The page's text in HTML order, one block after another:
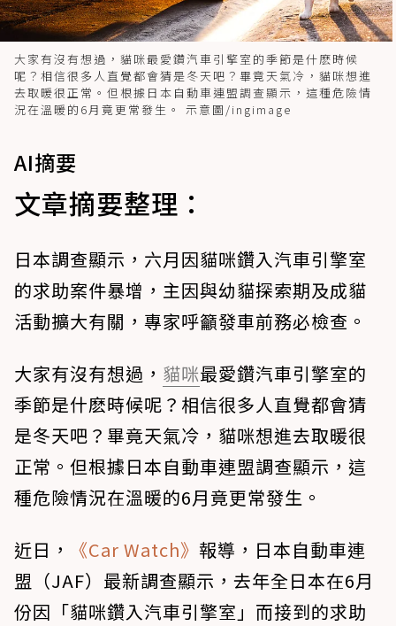
大家有沒有想過，貓咪最愛鑽汽車引擎室的季節是什麽時候
呢？相信很多人直覺都會猜是冬天吧？畢竟天氣冷，貓咪想進
去取暖很正常。但根據日本自動車連盟調查顯示，這種危險情
況在溫暖的6月竟更常發生。 示意圖/ingimage
AI摘要
文章摘要整理：
日本調查顯示，六月因貓咪鑽入汽車引擎室
的求助案件暴增，主因與幼貓探索期及成貓
活動擴大有關，專家呼籲發車前務必檢查。
大家有沒有想過， 貓咪最愛鑽汽車引擎室的
季節是什麽時候呢？相信很多人直覺都會猜
是冬天吧？畢竟天氣冷，貓咪想進去取暖很
正常。但根據日本自動車連盟調查顯示，這
種危險情況在溫暖的6月竟更常發生。
近日， 《Car Watch》 報導，日本自動車連
盟（JAF）最新調查顯示，去年全日本在6月
份因「貓咪鑽入汽車引擎室」而接到的求助